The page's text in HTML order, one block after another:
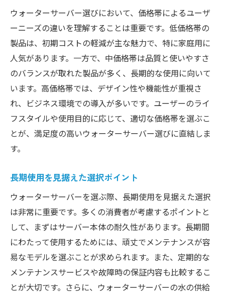
ウォーターサーバー選びにおいて、価格帯によるユーザ
ーニーズの違いを理解することは重要です。低価格帯の
製品は、初期コストの軽減が主な魅力で、特に家庭用に
人気があります。一方で、中価格帯は品質と使いやすさ
のバランスが取れた製品が多く、長期的な使用に向いて
います。高価格帯では、デザイン性や機能性が重視さ
れ、ビジネス環境での導入が多いです。ユーザーのライ
フスタイルや使用目的に応じて、適切な価格帯を選ぶこ
とが、満足度の高いウォーターサーバー選びに直結しま
す。
長期使用を見据えた選択ポイント
ウォーターサーバーを選ぶ際、長期使用を見据えた選択
は非常に重要です。多くの消費者が考慮するポイントと
して、まずはサーバー本体の耐久性があります。長期間
にわたって使用するためには、頑丈でメンテナンスが容
易なモデルを選ぶことが求められます。また、定期的な
メンテナンスサービスや故障時の保証内容も比較するこ
とが大切です。さらに、ウォーターサーバーの水の供給